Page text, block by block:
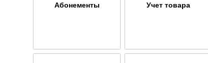
Абонементы Учет товара